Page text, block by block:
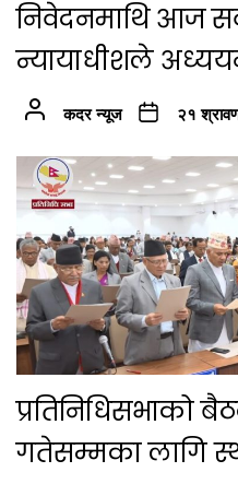
निवेदनमाथि आज
न्यायाधीशले
कदर न्यूज २१
प्रतिनिधिसभाको
गतेसम्मका लागि